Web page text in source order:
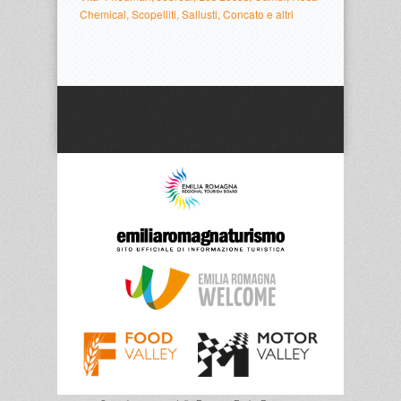
Chemical, Scopelliti, Sallusti, Concato e altri